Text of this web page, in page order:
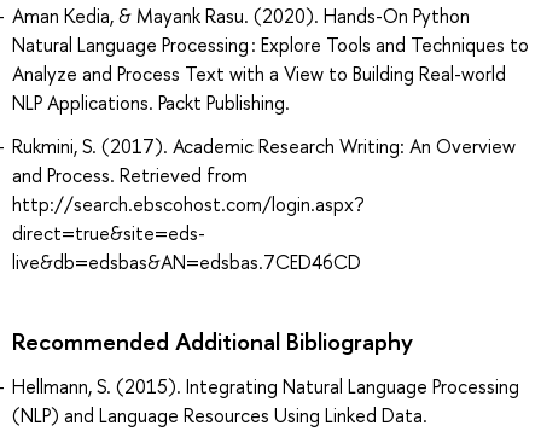
Aman Kedia, & Mayank Rasu. (2020). Hands-On Python
Natural Language Processing : Explore Tools and Techniques to
Analyze and Process Text with a View to Building Real-world
NLP Applications. Packt Publishing.
Rukmini, S. (2017). Academic Research Writing: An Overview
and Process. Retrieved from
http://search.ebscohost.com/login.aspx?
direct=true&site=eds-
live&db=edsbas&AN=edsbas.7CED46CD
Recommended Additional Bibliography
Hellmann, S. (2015). Integrating Natural Language Processing
(NLP) and Language Resources Using Linked Data.